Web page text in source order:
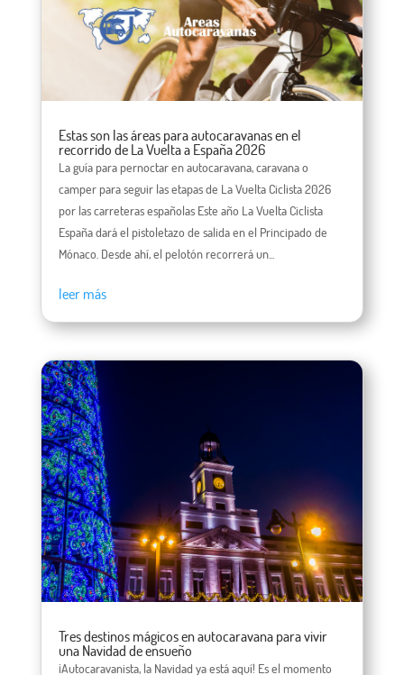
Estas son las áreas para autocaravanas en el
recorrido de La Vuelta a España 2026
La guía para pernoctar en autocaravana, caravana o
camper para seguir las etapas de La Vuelta Ciclista 2026
por las carreteras españolas Este año La Vuelta Ciclista
España dará el pistoletazo de salida en el Principado de
Mónaco. Desde ahí, el pelotón recorrerá un...
leer más
Tres destinos mágicos en autocaravana para vivir
una Navidad de ensueño
¡Autocaravanista, la Navidad ya está aquí! Es el momento